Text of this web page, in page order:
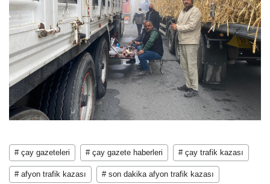
# çay gazeteleri # çay gazete haberleri # çay trafik kazası
# afyon trafik kazası # son dakika afyon trafik kazası